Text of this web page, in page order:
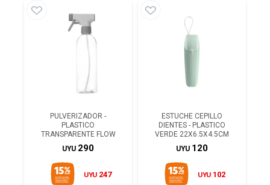
PULVERIZADOR -
PLASTICO
TRANSPARENTE FLOW
UYU 290
UYU 247
ESTUCHE CEPILLO
DIENTES - PLASTICO
VERDE 22X6.5X4.5CM
UYU 120
UYU 102